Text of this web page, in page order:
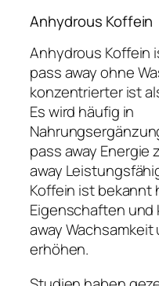
Anhydrous Koffein
Anhydrous Koffein
pass away ohne
konzentrierter ist
Es wird häufig in
pass away Energie
away
Koffein ist bekannt
Eigenschaften und
away
erhöhen.